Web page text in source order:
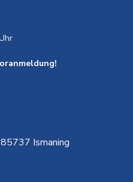
Ismaning